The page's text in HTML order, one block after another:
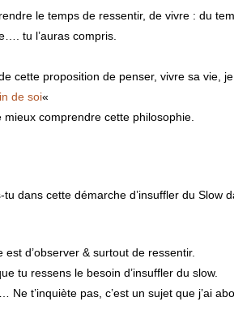
le temps de ressentir, de vivre : du
tu l’auras compris.
cette proposition de penser, vivre sa vie, je
de soi«
comprendre cette philosophie.
tu dans cette démarche d’insuffler du Slow
est d’observer & surtout de ressentir.
tu ressens le besoin d’insuffler du slow.
t’inquiète pas, c’est un sujet que j’ai